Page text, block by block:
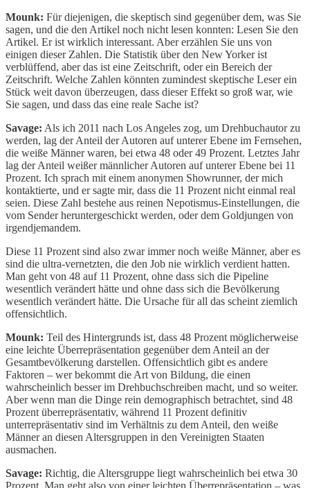
Mounk: Für diejenigen, die skeptisch sind gegenüber dem, was Sie
sagen, und die den Artikel noch nicht lesen konnten: Lesen Sie den
Artikel. Er ist wirklich interessant. Aber erzählen Sie uns von
einigen dieser Zahlen. Die Statistik über den New Yorker ist
verblüffend, aber das ist eine Zeitschrift, oder ein Bereich der
Zeitschrift. Welche Zahlen könnten zumindest skeptische Leser ein
Stück weit davon überzeugen, dass dieser Effekt so groß war, wie
Sie sagen, und dass das eine reale Sache ist?
Savage: Als ich 2011 nach Los Angeles zog, um Drehbuchautor zu
werden, lag der Anteil der Autoren auf unterer Ebene im Fernsehen,
die weiße Männer waren, bei etwa 48 oder 49 Prozent. Letztes Jahr
lag der Anteil weißer männlicher Autoren auf unterer Ebene bei 11
Prozent. Ich sprach mit einem anonymen Showrunner, der mich
kontaktierte, und er sagte mir, dass die 11 Prozent nicht einmal real
seien. Diese Zahl bestehe aus reinen Nepotismus-Einstellungen, die
vom Sender heruntergeschickt werden, oder dem Goldjungen von
irgendjemandem.
Diese 11 Prozent sind also zwar immer noch weiße Männer, aber es
sind die ultra-vernetzten, die den Job nie wirklich verdient hatten.
Man geht von 48 auf 11 Prozent, ohne dass sich die Pipeline
wesentlich verändert hätte und ohne dass sich die Bevölkerung
wesentlich verändert hätte. Die Ursache für all das scheint ziemlich
offensichtlich.
Mounk: Teil des Hintergrunds ist, dass 48 Prozent möglicherweise
eine leichte Überrepräsentation gegenüber dem Anteil an der
Gesamtbevölkerung darstellen. Offensichtlich gibt es andere
Faktoren – wer bekommt die Art von Bildung, die einen
wahrscheinlich besser im Drehbuchschreiben macht, und so weiter.
Aber wenn man die Dinge rein demographisch betrachtet, sind 48
Prozent überrepräsentativ, während 11 Prozent definitiv
unterrepräsentativ sind im Verhältnis zu dem Anteil, den weiße
Männer an diesen Altersgruppen in den Vereinigten Staaten
ausmachen.
Savage: Richtig, die Altersgruppe liegt wahrscheinlich bei etwa 30
Prozent. Man geht also von einer leichten Überrepräsentation – was